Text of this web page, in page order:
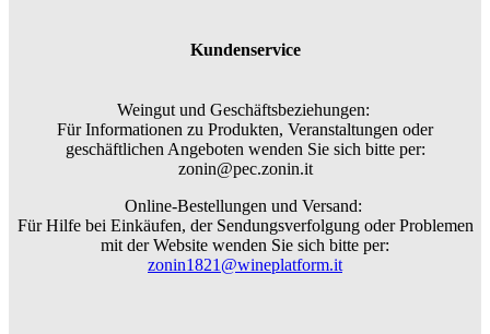
Kundenservice
Weingut und Geschäftsbeziehungen:
Für Informationen zu Produkten, Veranstaltungen oder
geschäftlichen Angeboten wenden Sie sich bitte per:
zonin@pec.zonin.it
Online-Bestellungen und Versand:
Für Hilfe bei Einkäufen, der Sendungsverfolgung oder Problemen
mit der Website wenden Sie sich bitte per:
zonin1821@wineplatform.it